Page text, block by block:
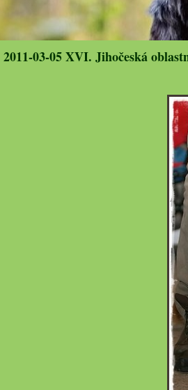
2011-03-05 XVI. Jihočeská